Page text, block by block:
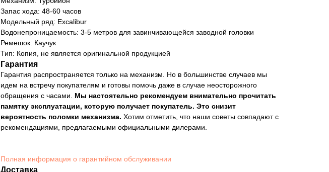
Запас хода: 48-60 часов
Модельный ряд: Excalibur
Водонепроницаемость: 3-5 метров для завинчивающейся заводной головки
Ремешок: Каучук
Тип: Копия, не является оригинальной продукцией
Гарантия
Гарантия распространяется только на механизм. Но в большинстве случаев мы
идем на встречу покупателям и готовы помочь даже в случае неосторожного
обращения с часами. Мы настоятельно рекомендуем внимательно прочитать
памятку эксплуатации, которую получает покупатель. Это снизит
вероятность поломки механизма. Хотим отметить, что наши советы совпадают с
рекомендациями, предлагаемыми официальными дилерами.
Полная информация о гарантийном обслуживании
Доставка